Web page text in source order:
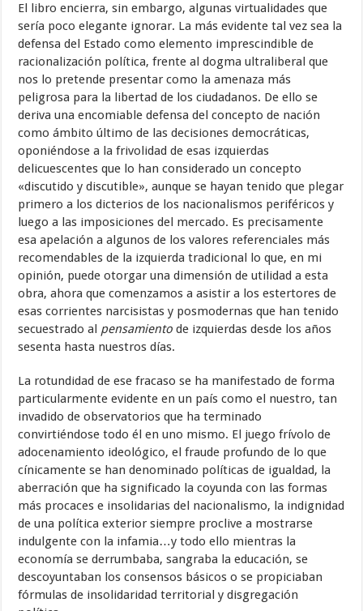
El libro encierra, sin embargo, algunas virtualidades que
sería poco elegante ignorar. La más evidente tal vez sea la
defensa del Estado como elemento imprescindible de
racionalización política, frente al dogma ultraliberal que
nos lo pretende presentar como la amenaza más
peligrosa para la libertad de los ciudadanos. De ello se
deriva una encomiable defensa del concepto de nación
como ámbito último de las decisiones democráticas,
oponiéndose a la frivolidad de esas izquierdas
delicuescentes que lo han considerado un concepto
«discutido y discutible», aunque se hayan tenido que plegar
primero a los dicterios de los nacionalismos periféricos y
luego a las imposiciones del mercado. Es precisamente
esa apelación a algunos de los valores referenciales más
recomendables de la izquierda tradicional lo que, en mi
opinión, puede otorgar una dimensión de utilidad a esta
obra, ahora que comenzamos a asistir a los estertores de
esas corrientes narcisistas y posmodernas que han tenido
secuestrado al pensamiento de izquierdas desde los años
sesenta hasta nuestros días.
La rotundidad de ese fracaso se ha manifestado de forma
particularmente evidente en un país como el nuestro, tan
invadido de observatorios que ha terminado
convirtiéndose todo él en uno mismo. El juego frívolo de
adocenamiento ideológico, el fraude profundo de lo que
cínicamente se han denominado políticas de igualdad, la
aberración que ha significado la coyunda con las formas
más procaces e insolidarias del nacionalismo, la indignidad
de una política exterior siempre proclive a mostrarse
indulgente con la infamia…y todo ello mientras la
economía se derrumbaba, sangraba la educación, se
descoyuntaban los consensos básicos o se propiciaban
fórmulas de insolidaridad territorial y disgregación